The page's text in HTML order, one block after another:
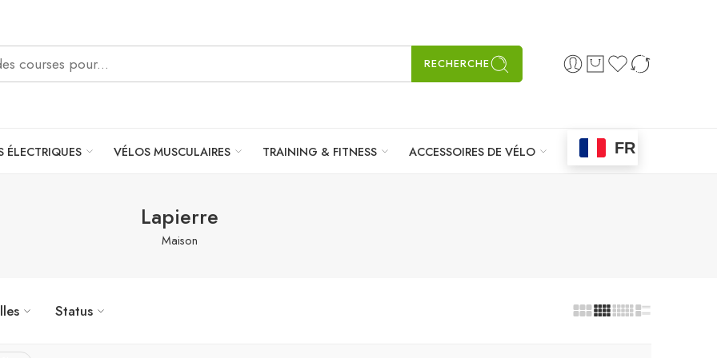
RECHERCHE
ÉLECTRIQUES VÉLOS MUSCULAIRES TRAINING & FITNESS ACCESSOIRES DE VÉLO FR
Lapierre
Maison
Status